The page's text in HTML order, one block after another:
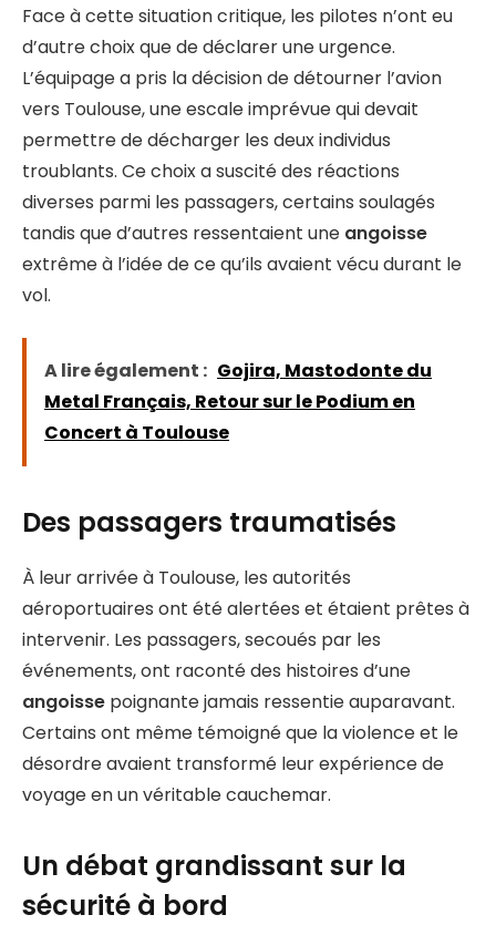
Face à cette situation critique, les pilotes n’ont eu
d’autre choix que de déclarer une urgence.
L’équipage a pris la décision de détourner l’avion
vers Toulouse, une escale imprévue qui devait
permettre de décharger les deux individus
troublants. Ce choix a suscité des réactions
diverses parmi les passagers, certains soulagés
tandis que d’autres ressentaient une angoisse
extrême à l’idée de ce qu’ils avaient vécu durant le
vol.
A lire également : Gojira, Mastodonte du
Metal Français, Retour sur le Podium en
Concert à Toulouse
Des passagers traumatisés
À leur arrivée à Toulouse, les autorités
aéroportuaires ont été alertées et étaient prêtes à
intervenir. Les passagers, secoués par les
événements, ont raconté des histoires d’une
angoisse poignante jamais ressentie auparavant.
Certains ont même témoigné que la violence et le
désordre avaient transformé leur expérience de
voyage en un véritable cauchemar.
Un débat grandissant sur la
sécurité à bord